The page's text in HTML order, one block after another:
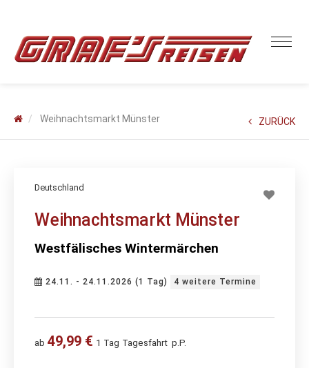
Weihnachtsmarkt Münster ZURÜCK
Deutschland
Weihnachtsmarkt Münster
Westfälisches Wintermärchen
24.11. - 24.11.2026 (1 Tag) 4 weitere Termine
ab 49,99 € 1 Tag Tagesfahrt p.P.